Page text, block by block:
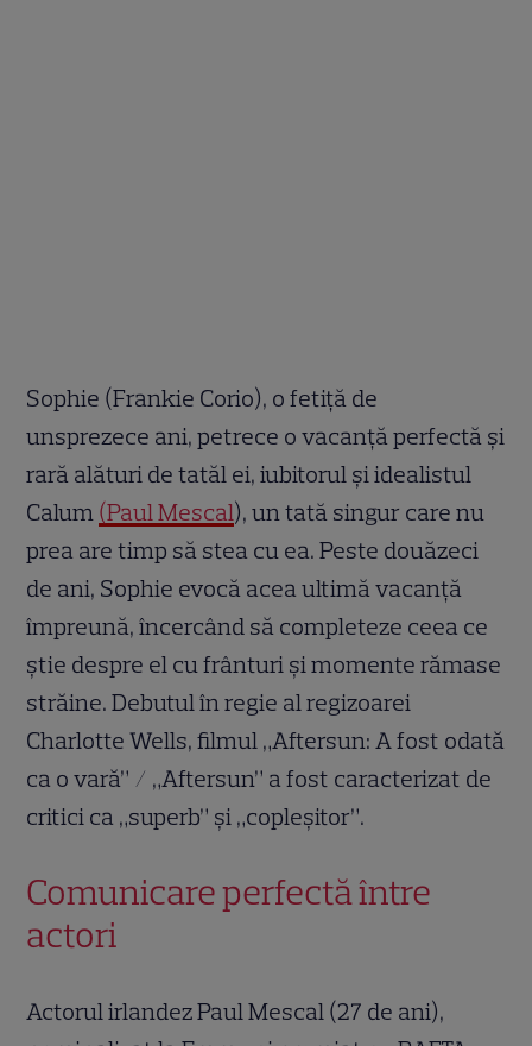
Sophie (Frankie Corio), o fetiță de
unsprezece ani, petrece o vacanță perfectă și
rară alături de tatăl ei, iubitorul și idealistul
Calum (Paul Mescal), un tată singur care nu
prea are timp să stea cu ea. Peste douăzeci
de ani, Sophie evocă acea ultimă vacanță
împreună, încercând să completeze ceea ce
știe despre el cu frânturi și momente rămase
străine. Debutul în regie al regizoarei
Charlotte Wells, filmul „Aftersun: A fost odată
ca o vară” / „Aftersun” a fost caracterizat de
critici ca „superb” și „copleșitor”.
Comunicare perfectă între
actori
Actorul irlandez Paul Mescal (27 de ani),